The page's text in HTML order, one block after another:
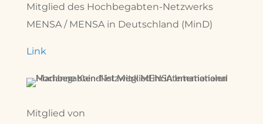
Mitglied des Hochbegabten-Netzwerks
MENSA / MENSA in Deutschland (MinD)
Link
Mitglied von